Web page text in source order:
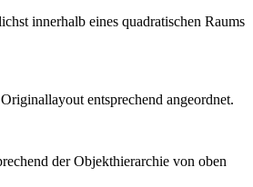
innerhalb eines quadratischen Raums
entsprechend angeordnet.
der Objekthierarchie von oben